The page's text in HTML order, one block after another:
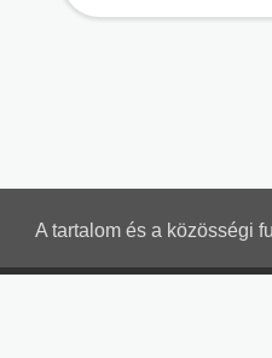
A tartalom és a közösségi